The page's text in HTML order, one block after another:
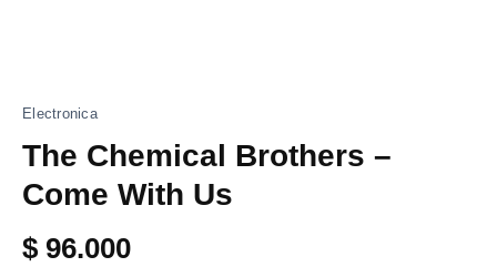
Electronica
The Chemical Brothers –
Come With Us
$ 96.000